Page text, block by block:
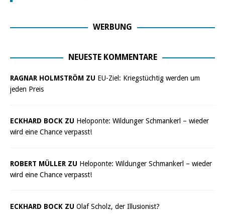
WERBUNG
NEUESTE KOMMENTARE
RAGNAR HOLMSTRÖM ZU EU-Ziel: Kriegstüchtig werden um
jeden Preis
ECKHARD BOCK ZU Heloponte: Wildunger Schmankerl – wieder
wird eine Chance verpasst!
ROBERT MÜLLER ZU Heloponte: Wildunger Schmankerl – wieder
wird eine Chance verpasst!
ECKHARD BOCK ZU Olaf Scholz, der Illusionist?